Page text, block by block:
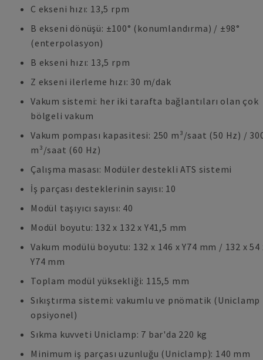
C ekseni hızı: 13,5 rpm
B ekseni dönüşü: ±100° (konumlandırma) / ±98°
(enterpolasyon)
B ekseni hızı: 13,5 rpm
Z ekseni ilerleme hızı: 30 m/dak
Vakum sistemi: her iki tarafta bağlantıları olan çok
bölgeli vakum
Vakum pompası kapasitesi: 250 m³/saat (50 Hz) /
m³/saat (60 Hz)
Çalışma masası: Modüler destekli ATS sistemi
İş parçası desteklerinin sayısı: 10
Modül taşıyıcı sayısı: 40
Modül boyutu: 132 x 132 x Y41,5 mm
Vakum modülü boyutu: 132 x 146 x Y74 mm / 132 x 54
Y74 mm
Toplam modül yüksekliği: 115,5 mm
Sıkıştırma sistemi: vakumlu ve pnömatik (Uniclamp
opsiyonel)
Sıkma kuvveti Uniclamp: 7 bar'da 220 kg
Minimum iş parçası uzunluğu (Uniclamp): 140 mm